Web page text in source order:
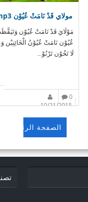
مولاي قَدْ نَامَتْ عُيُوْن mp3
مَوْلَايَ قَدْ نَامَتْ عُيُوْن
عُيُوْن نَامَتْ عُيُوْنُ الْخَائِنِيْن
لَا تَخُوْن تَرْنُوْ...
0
10/21/2015
الصفحة الرئيسية